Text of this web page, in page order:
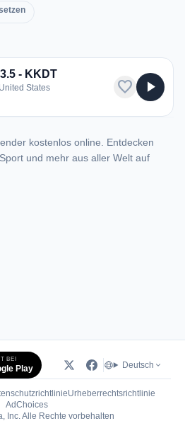
- KKDT
States
favorite play_arrow
kostenlos online. Entdecken
und mehr aus aller Welt auf
BEI
Play Deutsch
Urheberrechtsrichtlinie
AdChoices(öffnet in neuem Tab)
Inc. Alle Rechte vorbehalten